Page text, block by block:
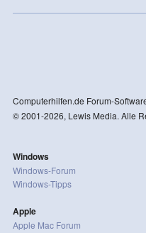
Computerhilfen.de Forum-
© 2001-2026, Lewis Media. Alle
Windows
Windows-Forum
Windows-Tipps
Apple
Apple Mac Forum